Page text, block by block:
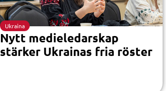
Ukraina
Nytt medieledarskap
stärker Ukrainas fria röster